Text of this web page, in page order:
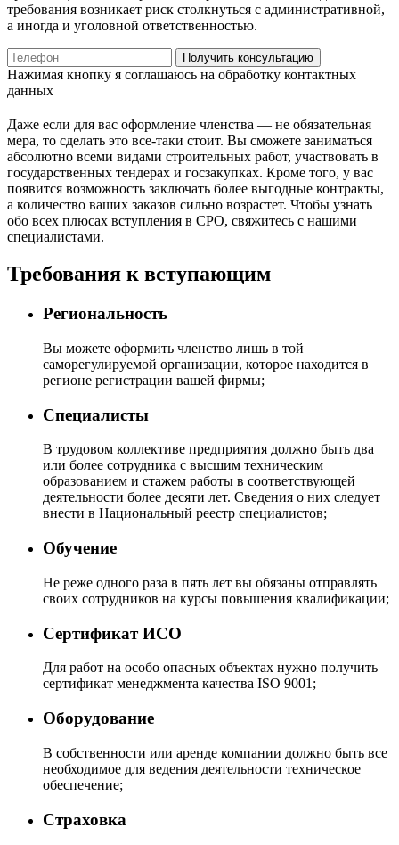
требования возникает риск столкнуться с административной,
а иногда и уголовной ответственностью.
Получить консультацию
Нажимая кнопку я соглашаюсь на обработку контактных
данных
Даже если для вас оформление членства — не обязательная
мера, то сделать это все-таки стоит. Вы сможете заниматься
абсолютно всеми видами строительных работ, участвовать в
государственных тендерах и госзакупках. Кроме того, у вас
появится возможность заключать более выгодные контракты,
а количество ваших заказов сильно возрастет. Чтобы узнать
обо всех плюсах вступления в СРО, свяжитесь с нашими
специалистами.
Требования к вступающим
Региональность
Вы можете оформить членство лишь в той
саморегулируемой организации, которое находится в
регионе регистрации вашей фирмы;
Специалисты
В трудовом коллективе предприятия должно быть два
или более сотрудника с высшим техническим
образованием и стажем работы в соответствующей
деятельности более десяти лет. Сведения о них следует
внести в Национальный реестр специалистов;
Обучение
Не реже одного раза в пять лет вы обязаны отправлять
своих сотрудников на курсы повышения квалификации;
Сертификат ИСО
Для работ на особо опасных объектах нужно получить
сертификат менеджмента качества ISO 9001;
Оборудование
В собственности или аренде компании должно быть все
необходимое для ведения деятельности техническое
обеспечение;
Страховка